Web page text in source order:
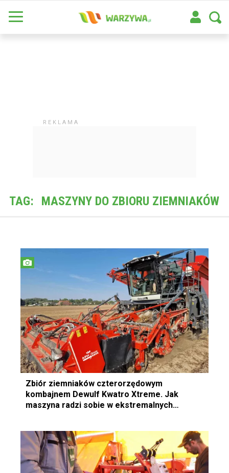
TAG: MASZYNY DO ZBIORU ZIEMNIAKÓW
Zbiór ziemniaków czterorzędowym
kombajnem Dewulf Kwatro Xtreme. Jak
maszyna radzi sobie w ekstremalnych